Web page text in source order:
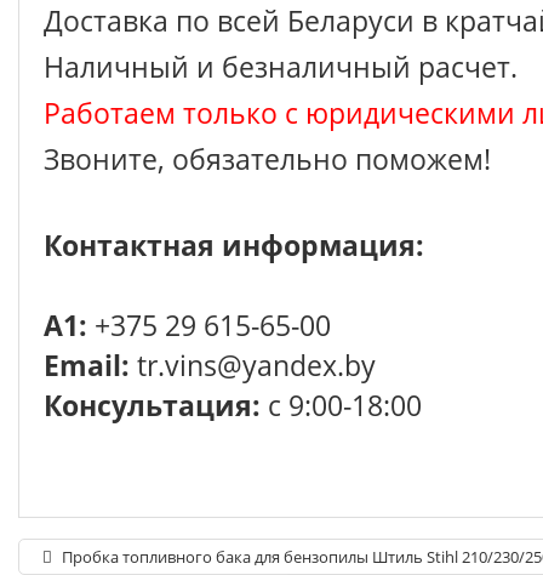
Доставка по всей Беларуси в
Наличный и безналичный расчет.
Работаем только с юридическими
Звоните, обязательно поможем!
Контактная информация:
A1: +375 29 615-65-00
Email: tr.vins@yandex.by
Консультация: с 9:00-18:00
Пробка топливного бака для бензопилы Штиль Stihl 210/230/